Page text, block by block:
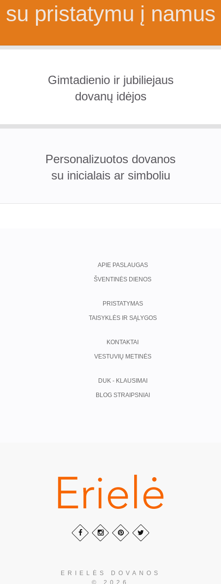
su pristatymu į namus
Gimtadienio ir jubiliejaus
dovanų idėjos
Personalizuotos dovanos
su inicialais ar simboliu
APIE PASLAUGAS
ŠVENTINĖS DIENOS
PRISTATYMAS
TAISYKLĖS IR SĄLYGOS
KONTAKTAI
VESTUVIŲ METINĖS
DUK - KLAUSIMAI
BLOG STRAIPSNIAI
ERIELĖS DOVANOS